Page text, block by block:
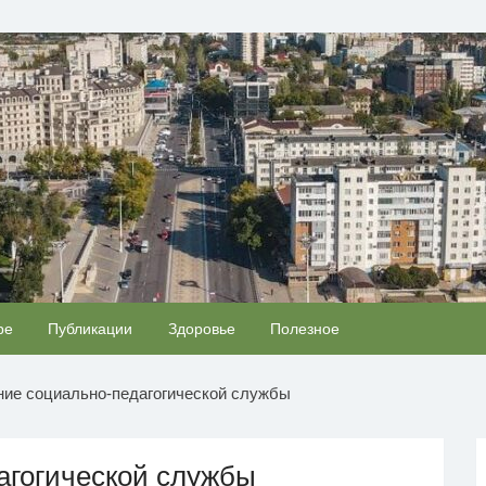
Публикации Здоровье Полезное
социально-педагогической службы
службы
Ржу не переставая, это видео пересмотришь не